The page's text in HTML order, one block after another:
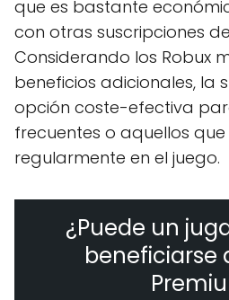
que es bastante
con otras suscripciones
Considerando los Robux
beneficios adicionales, la
opción coste-efectiva
frecuentes o aquellos que
regularmente en el juego.
¿Puede un
beneficiarse